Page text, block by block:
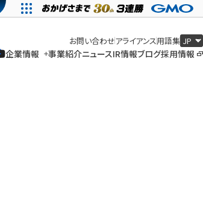
企業情報
企業情報
事業紹介ニュースIR情報ブログ採用情報
お問い合わせアライアンス用語集